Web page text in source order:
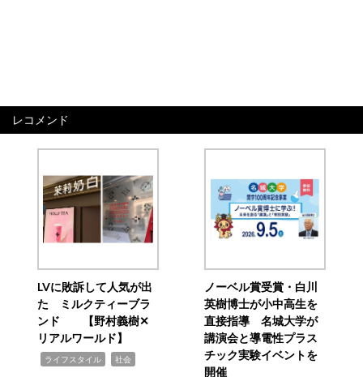
レコメンド
LVに敗訴して人気が出
た ミルクティーブラ
ンド 【野村義樹✕
リアルワールド】
ライフスタイル 社会
ノーベル賞受賞・白川
英樹博士が小中高生を
直接指導 名城大学が
講演会と導電性プラス
チック実験イベントを
開催